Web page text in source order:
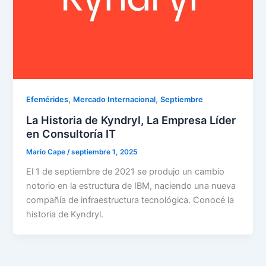
Efemérides, Mercado Internacional,Septiembre
La Historia de Kyndryl, La Empresa Líder
en Consultoría IT
Mario Cape/septiembre 1, 2025
El 1 de septiembre de 2021 se produjo un cambio
notorio en la estructura de IBM, naciendo una nueva
compañía de infraestructura tecnológica. Conocé la
historia de Kyndryl.